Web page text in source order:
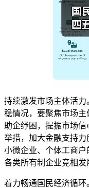
持续激发市场主体活
稳情况，要聚焦市场
助企纾困，提振市场
举措，加大金融支持
小微企业、个体工商
各类所有制企业竞相发
着力畅通国民经济循